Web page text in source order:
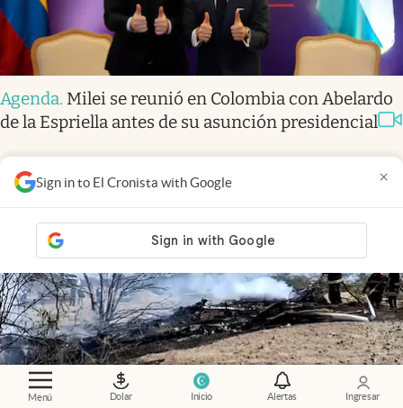
Menú Dolar Inicio Alertas Ingresar
Sign in to El Cronista with Google ×
Agenda. Milei se reunió en Colombia con Abelardo
de la Espriella antes de su asunción presidencial